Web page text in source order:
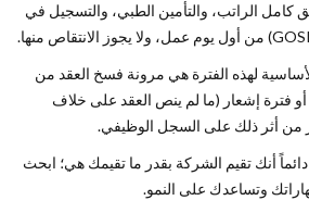
كامل الراتب، والتأمين الطبي، والتسجيل في
لهذه الفترة هي مرونة فسخ العقد من
فترة إشعار (ما لم ينص العقد على خلاف
من أثر ذلك على السجل الوظيفي.
أنك تقيم الشركة بقدر ما تقيمك هي؛ ابحث
وتساعدك على النمو.